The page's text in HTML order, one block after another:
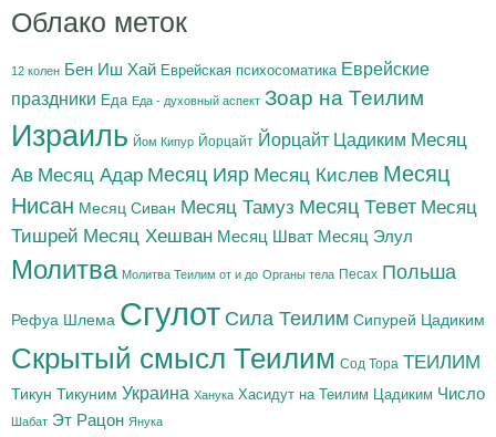
Облако меток
12 колен Бен Иш Хай Еврейская психосоматика Еврейские
праздники Еда Еда - духовный аспект Зоар на Теилим
Израиль Йом Кипур Йорцайт Йорцайт Цадиким Месяц
Ав Месяц Адар Месяц Ияр Месяц Кислев Месяц
Нисан Месяц Сиван Месяц Тамуз Месяц Тевет Месяц
Тишрей Месяц Хешван Месяц Шват Месяц Элул
Молитва Молитва Теилим от и до Органы тела Песах Польша
Рефуа Шлема Сгулот Сила Теилим Сипурей Цадиким
Скрытый смысл Теилим Сод Тора ТЕИЛИМ
Тикун Тикуним Украина Ханука Хасидут на Теилим Цадиким Число
Шабат Эт Рацон Янука